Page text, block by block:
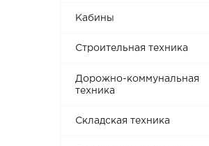
Кабины
Строительная техника
Дорожно-коммунальная
техника
Складская техника